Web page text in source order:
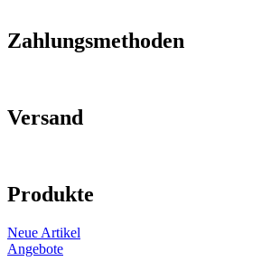
Zahlungsmethoden
Versand
Produkte
Neue Artikel
Angebote